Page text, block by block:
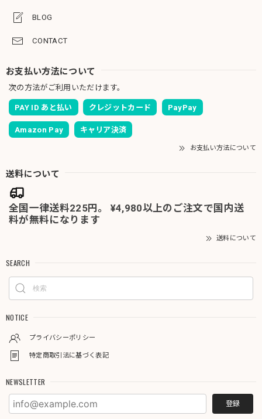
BLOG
CONTACT
お支払い方法について
次の方法がご利用いただけます。
PAY ID あと払い クレジットカード PayPay
Amazon Pay キャリア決済
お支払い方法について
送料について
全国一律送料225円。 ¥4,980以上のご注文で国内送
料が無料になります
送料について
SEARCH
NOTICE
プライバシーポリシー
特定商取引法に基づく表記
NEWSLETTER
登録